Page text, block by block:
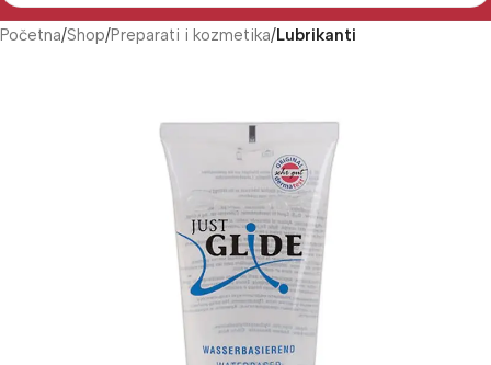
Početna Shop Preparati i kozmetika Lubrikanti